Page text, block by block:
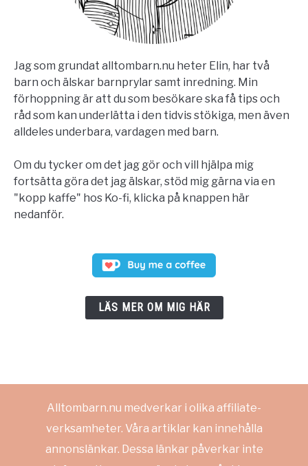
Jag som grundat alltombarn.nu heter Elin, har två
barn och älskar barnprylar samt inredning. Min
förhoppning är att du som besökare ska få tips och
råd som kan underlätta i den tidvis stökiga, men även
alldeles underbara, vardagen med barn.
Om du tycker om det jag gör och vill hjälpa mig
fortsätta göra det jag älskar, stöd mig gärna via en
"kopp kaffe" hos Ko-fi, klicka på knappen här
nedanför.
LÄS MER OM MIG HÄR
Alltombarn.nu medverkar i olika affiliate-
verksamheter. Våra artiklar kan innehålla
annonslänkar. Dessa länkar påverkar inte